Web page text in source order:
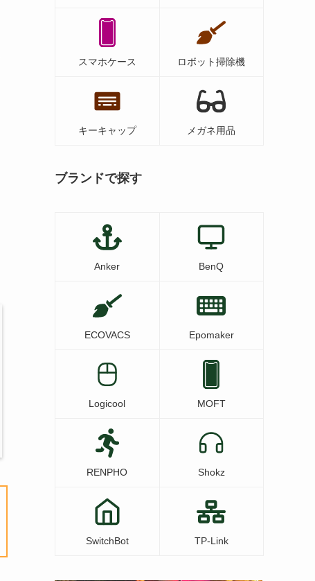
スマホケース ロボット掃除機
キーキャップ メガネ用品
ブランドで探す
Anker BenQ
ECOVACS Epomaker
Logicool MOFT
RENPHO Shokz
SwitchBot TP-Link